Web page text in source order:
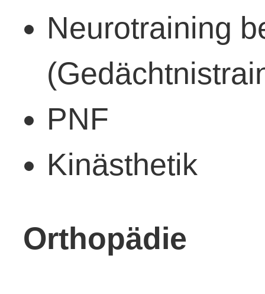
Neurotraining
PNF
Kinästhetik
Orthopädie